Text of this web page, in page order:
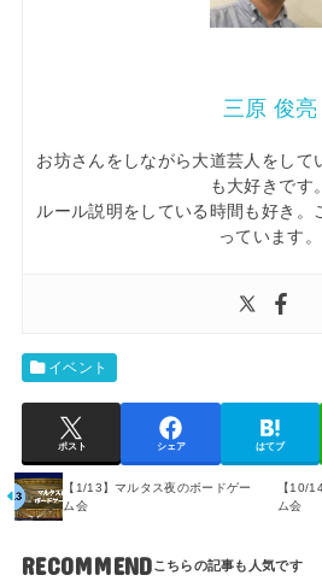
三原 俊亮
お坊さんをしながら大道芸人をして
も大好きです。
ルール説明をしている時間も好き。
っています。
イベント
ポスト シェア はてブ
【1/13】マルタス夜のボードゲー
ム会
【10/
ム会
RECOMMEND